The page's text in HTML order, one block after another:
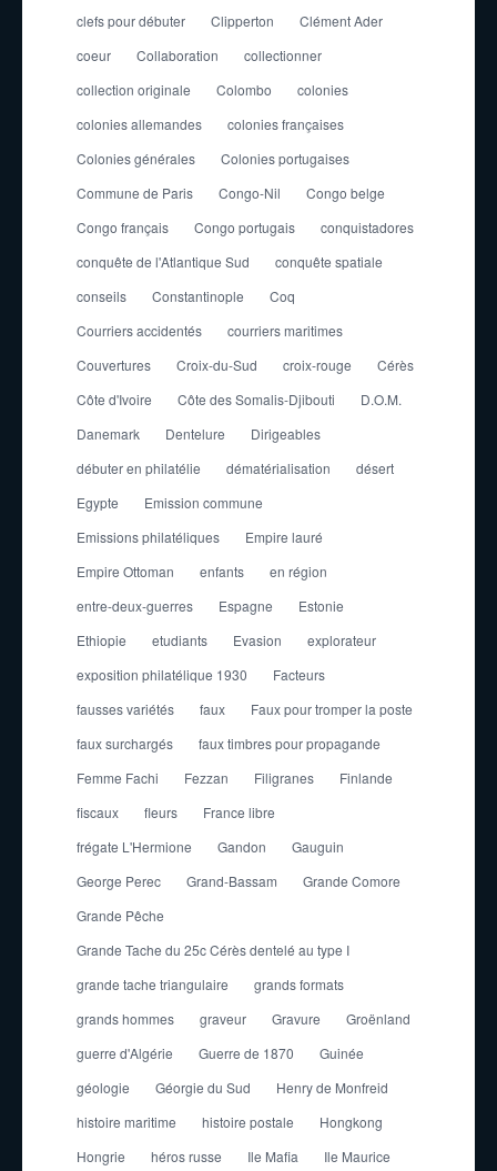
clefs pour débuter
Clipperton
Clément Ader
coeur
Collaboration
collectionner
collection originale
Colombo
colonies
colonies allemandes
colonies françaises
Colonies générales
Colonies portugaises
Commune de Paris
Congo-Nil
Congo belge
Congo français
Congo portugais
conquistadores
conquête de l'Atlantique Sud
conquête spatiale
conseils
Constantinople
Coq
Courriers accidentés
courriers maritimes
Couvertures
Croix-du-Sud croix-rouge
Cérès
Côte d'Ivoire
Côte des Somalis-Djibouti
D.O.M.
Danemark
Dentelure
Dirigeables
débuter en philatélie
dématérialisation
désert
Egypte
Emission commune
Emissions philatéliques
Empire lauré
Empire Ottoman
enfants
en région
entre-deux-guerres
Espagne
Estonie
Ethiopie
etudiants Evasion
explorateur
exposition philatélique 1930
Facteurs
fausses variétés
faux
Faux pour tromper la poste
faux surchargés
faux timbres pour propagande
Femme Fachi
Fezzan Filigranes
Finlande
fiscaux
fleurs
France libre
frégate L'Hermione
Gandon
Gauguin
George Perec
Grand-Bassam
Grande Comore
Grande Pêche
Grande Tache du 25c Cérès dentelé au type I
grande tache triangulaire
grands formats
grands hommes
graveur Gravure
Groënland
guerre d'Algérie
Guerre de 1870
Guinée
géologie
Géorgie du Sud
Henry de Monfreid
histoire maritime
histoire postale
Hongkong
Hongrie
héros russe Ile Mafia Ile Maurice